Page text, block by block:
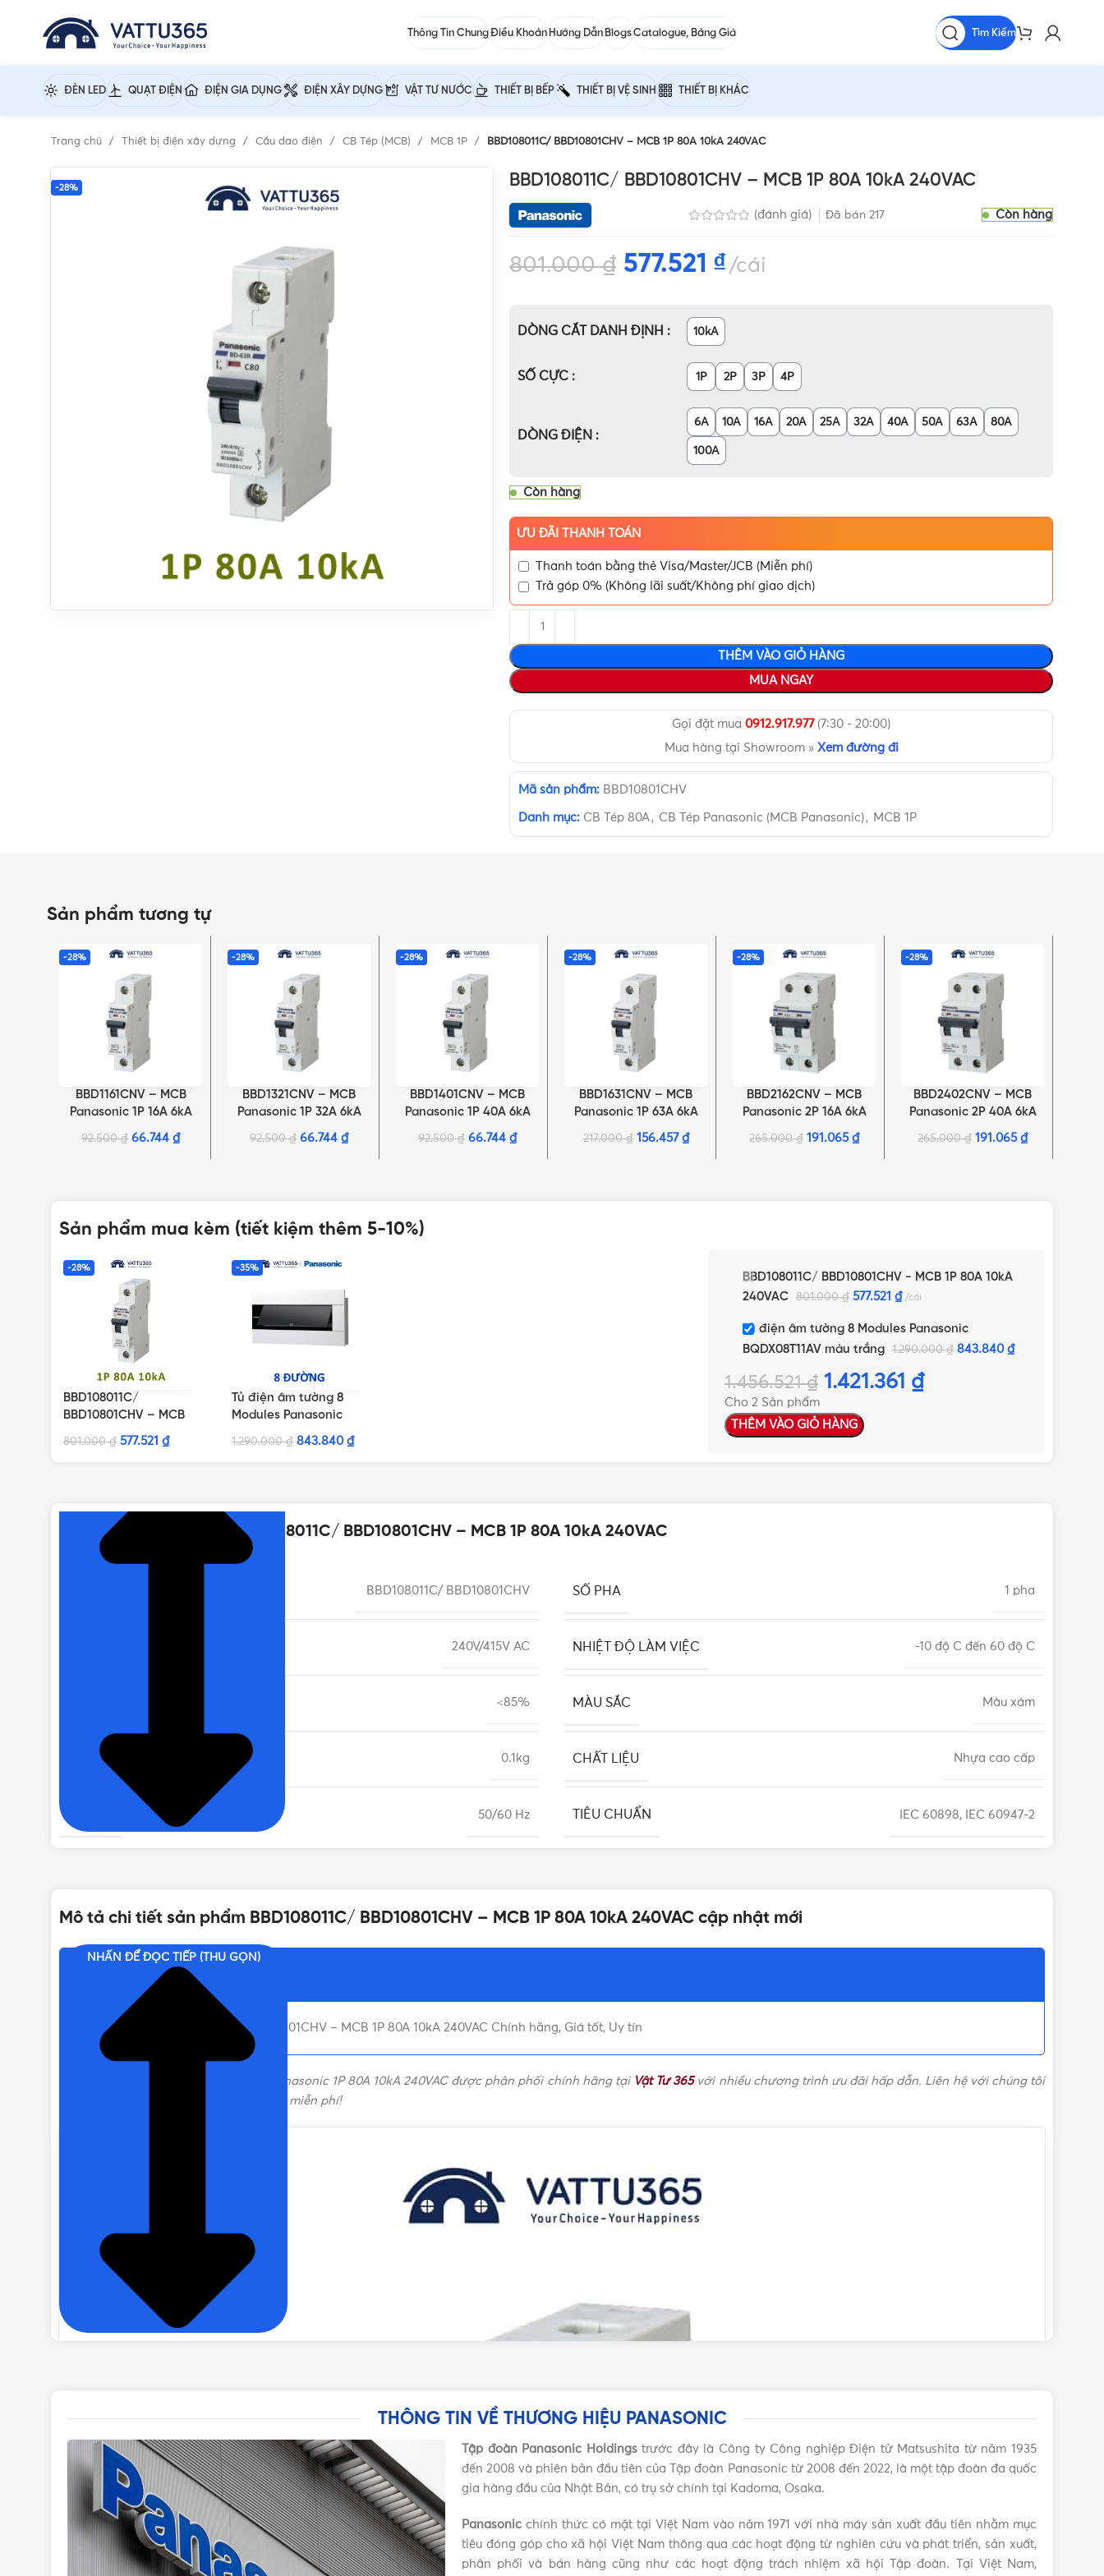
Thông Tin ChungĐiều Khoản Hướng Dẫn BlogsCatalogue, Bảng Giá Tìm Kiếm
ĐÈN LED QUẠT ĐIỆN ĐIỆN GIA DỤNG ĐIỆN XÂY DỰNG VẬT TƯ NƯỚC THIẾT BỊ BẾP THIẾT BỊ VỆ SINH THIẾT BỊ KHÁC
Trang chủ Thiết bị điện xây dựng Cầu dao điện CB Tép (MCB) MCB 1P BBD108011C/ BBD10801CHV – MCB 1P 80A 10kA 240VAC
-28% BBD108011C/ BBD10801CHV – MCB 1P 80A 10kA 240VAC
(đánh giá) Đã bán 217 Còn hàng
801.000₫ 577.521 ₫ cái
DÒNG CẮT DANH ĐỊNH 10kA
SỐ CỰC 1P 2P 3P 4P
DÒNG ĐIỆN
6A 10A 16A 20A 25A 32A 40A 50A 63A 80A
100A
Còn hàng
ƯU ĐÃI THANH TOÁN
Thanh toán bằng thẻ Visa/Master/JCB (Miễn phí)
Trả góp 0% (Không lãi suất/Không phí giao dịch)
THÊM VÀO GIỎ HÀNG
MUA NGAY
Gọi đặt mua 0912.917.977(7:30 - 20:00)
Mua hàng tại Showroom » Xem đường đi
Mã sản phẩm: BBD10801CHV
Danh mục: CB Tép 80A, CB Tép Panasonic (MCB Panasonic), MCB 1P
Sản phẩm tương tự
-28%
THÊM VÀO GIỎ HÀNG
BBD1161CNV – MCB
Panasonic 1P 16A 6kA
240VAC
92.500₫ 66.744 ₫
-28%
THÊM VÀO GIỎ HÀNG
BBD1321CNV – MCB
Panasonic 1P 32A 6kA
240VAC
92.500₫ 66.744 ₫
-28%
THÊM VÀO GIỎ HÀNG
BBD1401CNV – MCB
Panasonic 1P 40A 6kA
240VAC
92.500₫ 66.744 ₫
-28%
THÊM VÀO GIỎ HÀNG
BBD1631CNV – MCB
Panasonic 1P 63A 6kA
240VAC
217.000₫ 156.457 ₫
-28%
THÊM VÀO GIỎ HÀNG
BBD2162CNV – MCB
Panasonic 2P 16A 6kA
240VAC
265.000₫ 191.065 ₫
-28%
THÊM VÀO GIỎ HÀNG
BBD2402CNV – MCB
Panasonic 2P 40A 6kA
240VAC
265.000₫ 191.065 ₫
Sản phẩm mua kèm (tiết kiệm thêm 5-10%)
-28%
BBD108011C/
BBD10801CHV – MCB
1P 80A 10kA 240VAC
801.000₫ 577.521 ₫
-35%
Tủ điện âm tường 8
Modules Panasonic
BQDX08T11AV màu
1.290.000₫ 843.840 ₫
BBD108011C/ BBD10801CHV - MCB 1P 80A 10kA
240VAC
801.000₫ 577.521 ₫ cái
Tủ điện âm tường 8 Modules Panasonic
BQDX08T11AV màu trắng
1.290.000₫ 843.840 ₫
1.456.521₫ 1.421.361 ₫
Cho 2 Sản phẩm
THÊM VÀO GIỎ HÀNG
Thông số kỹ thuật của BBD108011C/ BBD10801CHV – MCB 1P 80A 10kA 240VAC
BBD108011C/ BBD10801CHV SỐ PHA 1 pha
240V/415V AC NHIỆT ĐỘ LÀM VIỆC -10 độ C đến 60 độ C
<85% MÀU SẮC Màu xám
KHỐI LƯỢNG 0.1kg CHẤT LIỆU Nhựa cao cấp
50/60 Hz TIÊU CHUẨN IEC 60898, IEC 60947-2
SỐ CỰC 1P DÒNG CẮT DANH ĐỊNH
Aptomat Panasonic
Panasonic
Mô tả chi tiết sản phẩm BBD108011C/ BBD10801CHV – MCB 1P 80A 10kA 240VAC cập nhật mới
Nội dung chính
Liên hệ mua BBD108011C/ BBD10801CHV – MCB 1P 80A 10kA 240VAC Chính hãng, Giá tốt, Uy tín
BBD108011C/ BBD10801CHV – MCB Panasonic 1P 80A 10kA 240VAC được phân phối chính hãng tại Vật Tư 365với nhiều chương trình ưu đãi hấp dẫn. Liên hệ với chúng tôi
theo các kênh bên dưới để được tư vấn miễn phí!
NHẤN ĐỂ ĐỌC TIẾP (THU GỌN)
THÔNG TIN VỀ THƯƠNG HIỆU PANASONIC
Tập đoàn Panasonic Holdingstrước đây là Công ty Công nghiệp Điện tử Matsushita từ năm 1935
đến 2008 và phiên bản đầu tiên của Tập đoàn Panasonic từ 2008 đến 2022, là một tập đoàn đa quốc
gia hàng đầu của Nhật Bản, có trụ sở chính tại Kadoma, Osaka.
Panasonic chính thức có mặt tại Việt Nam vào năm 1971 với nhà máy sản xuất đầu tiên nhằm mục
tiêu đóng góp cho xã hội Việt Nam thông qua các hoạt động từ nghiên cứu và phát triển, sản xuất,
phân phối và bán hàng cũng như các hoạt động trách nhiệm xã hội Tập đoàn. Tại Việt Nam,